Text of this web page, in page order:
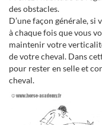
des obstacles.
D’une façon générale, si
à chaque fois que vous
maintenir votre
de votre cheval. Dans
pour rester en selle et
cheval.